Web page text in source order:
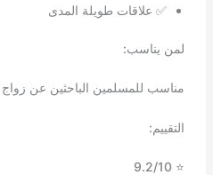
✅ علاقات طويلة المدى
لمن يناسب:
مناسب للمسلمين الباحثين عن
التقييم:
⭐ 9.2/10